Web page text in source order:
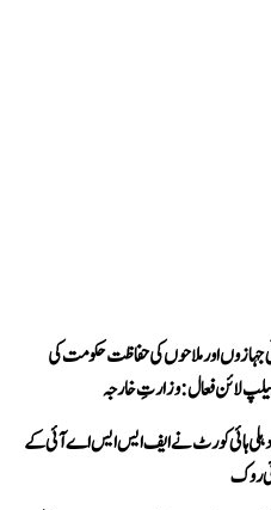
جہازوں اور ملاحوں کی حفاظت حکومت کی
ہائی کورٹ نے ایف ایس ایس اے آئی کے
روک